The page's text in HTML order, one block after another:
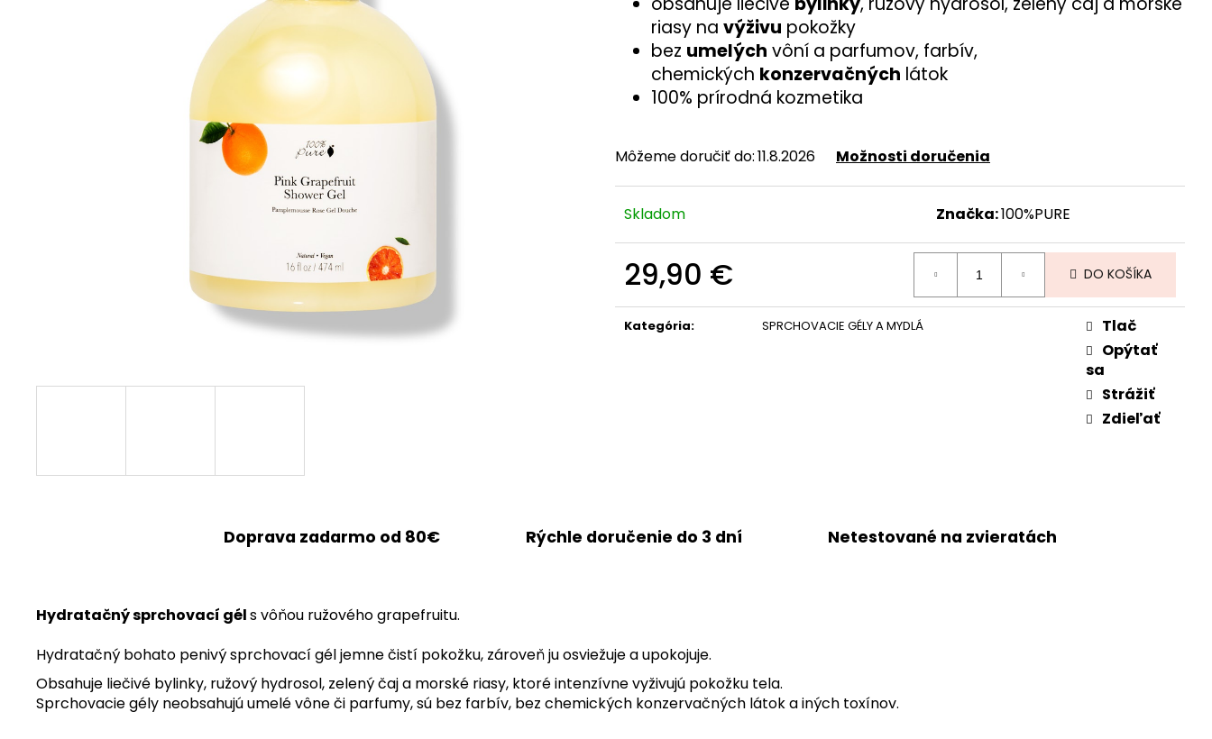
riasy na výživu pokožky
bez umelých vôní a parfumov, farbív,
chemických konzervačných látok
100% prírodná kozmetika
Môžeme doručiť do:11.8.2026 Možnosti doručenia
Skladom Značka:100%PURE
29,90 €
cena:
DO KOŠÍKA
Kategória: SPRCHOVACIE GÉLY A MYDLÁ
Tlač
Opýtať
sa
Strážiť
Zdieľať
Doprava zadarmo od 80€ Rýchle doručenie do 3 dní Netestované na zvieratách
Hydratačný sprchovací géls vôňou ružového grapefruitu.
Hydratačný bohato penivý sprchovací gél jemne čistí pokožku, zároveň ju osviežuje a upokojuje.
Obsahuje liečivé bylinky, ružový hydrosol, zelený čaj a morské riasy, ktoré intenzívne vyživujú pokožku tela.
Sprchovacie gély neobsahujú umelé vône či parfumy, sú bez farbív, bez chemických konzervačných látok a iných toxínov.